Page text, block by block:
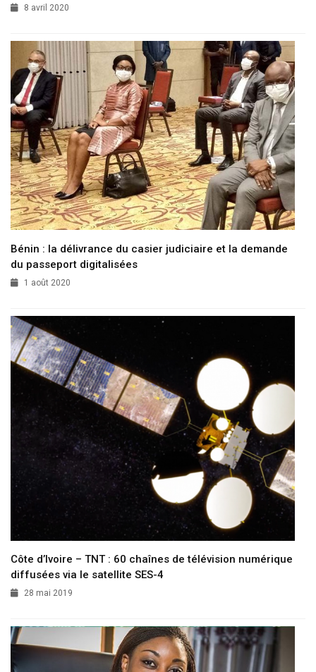
8 avril 2020
Bénin : la délivrance du casier judiciaire et la demande
du passeport digitalisées
1 août 2020
Côte d’Ivoire – TNT : 60 chaînes de télévision numérique
diffusées via le satellite SES-4
28 mai 2019